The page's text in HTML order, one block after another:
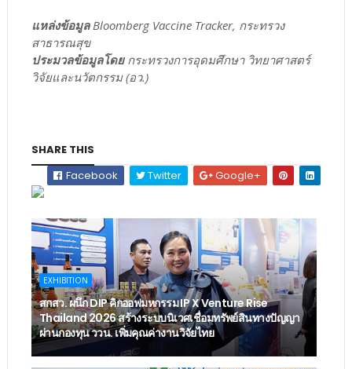
แหล่งข้อมูลBloomberg Vaccine Tracker, กระทรวง
สาธารณสุข
ประมวลข้อมูลโดยกระทรวงการอุดมศึกษา วิทยาศาสตร์
วิจัยและนวัตกรรม (อว.)
SHARE THIS
Facebook
Twitter Google+
EXHIBITION
สกสว. ผนึก DIP คิกออฟมหกรรม IP X Venture Rise
Thailand 2026 สร้างระบบนิเวศเชื่อมทรัพย์สินทางปัญญา
ผ่านกองทุน ววน. เพิ่มคุณค่างานวิจัยไทย